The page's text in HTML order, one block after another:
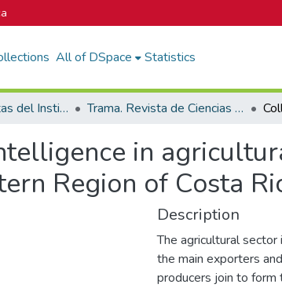
All of DSpace Statistics
Portal de Revistas del Instituto Tecnológico de Costa Rica Trama. Revista de Ciencias Sociales y Humanidades
in
Region of Costa
Description
The agricultural
the main exporters
producers join to form